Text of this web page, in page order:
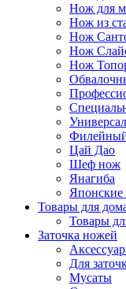
Нож для
Нож из
Нож
Нож
Нож
Цай Дао
Шеф нож
Янагиба
Товары для
Товары
Заточка ножей
Для
Мусаты